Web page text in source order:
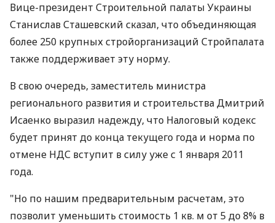
Вице-президент Строительной палаты Украины
Станислав Сташевский сказал, что объединяющая
более 250 крупных стройорганизаций Стройпалата
также поддерживает эту норму.
В свою очередь, заместитель министра
регионального развития и строительства Дмитрий
Исаенко выразил надежду, что Налоговый кодекс
будет принят до конца текущего года и норма по
отмене НДС вступит в силу уже с 1 января 2011
года.
"Но по нашим предварительным расчетам, это
позволит уменьшить стоимость 1 кв. м от 5 до 8% в